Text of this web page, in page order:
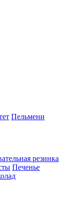
Пельмени
резинка
Печенье